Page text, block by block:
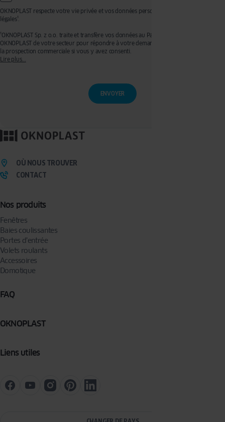
OKNOPLAST respecte votre vie privée et vos données personnelles, voir mentions
légales¹.
¹OKNOPLAST Sp. z o.o. traite et transfère vos données au Partenaire Premium
OKNOPLAST de votre secteur pour répondre à votre demande de devis et effectuer de
la prospection commerciale si vous y avez consenti.
l’établissement de votre devis. Vous disposez d'un droit d'accès, de rectification, de
retrait de votre consentement ainsi que d'un droit à l'effacement, à la limitation du
traitement et à la portabilité que vous pouvez exercer en écrivant à l’adresse :
Lire plus...
Nos produits
Fenêtres
Baies coulissantes
Portes d’entrée
Volets roulants
Accessoires
Domotique
FAQ
OKNOPLAST
Liens utiles
OÙ NOUS TROUVER
CONTACT